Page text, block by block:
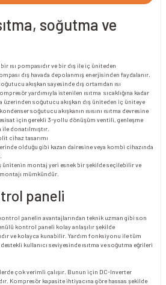
soğutma ve
ısı pompasıdır ve bir dış ile iç üniteden
dış havada depolanmış enerjisinden faydalanır.
akışkan sayesinde dış ortamdan ısı
yardımıyla istenilen ısıtma sıcaklığına kadar
üzerinden soğutucu akışkan dış üniteden iç üniteye
soğutucu akışkanın ısısını ısıtma devresine
için gerekli 3-yollu dönüşüm ventili, genleşme
donatılmıştır.
cihaz tasarımı
olduğu gibi kazan dairesine veya kombi cihazında
ünitenin montaj yeri esnek bir şekilde seçilebilir ve
mümkündür.
paneli
panelin avantajlarından teknik uzman gibi son
kontrol paneli kolay anlaşılır şekilde
ve kolayca kunabilir. Yardım fonksiyonu ile tüm
kullanıcı seviyesinde ısıtma ve soğutma eğrileri
çok verimli çalışır. Bunun için DC-Inverter
Kompresör kapasite ihtiyacına göre hassas şekilde